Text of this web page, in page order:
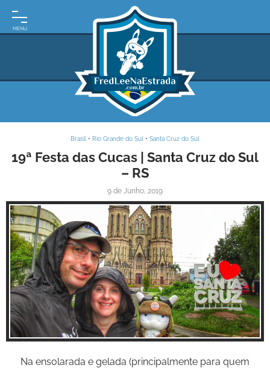
INÍCIO
DE
VIAGEM
MAPAS
RODOVIÁRIOS
E-
BOOK
VÍDEOS
Brasil • Rio Grande do Sul • Santa Cruz do Sul
19ª Festa das Cucas | Santa Cruz do Sul
– RS
9 de Junho, 2019
Inspire-se!
Na ensolarada e gelada (principalmente para quem